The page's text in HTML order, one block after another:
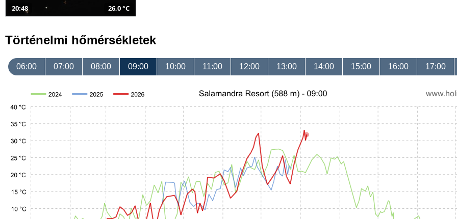
20:48 26,0 °C
Történelmi hőmérsékletek
06:00 07:00 08:00 09:00 10:00 11:00 12:00 13:00 14:00 15:00 16:00 17:00